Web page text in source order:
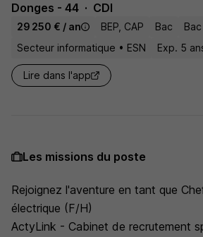
Donges - 44
CDI
29 250 € / an BEP, CAP Bac
Secteur informatique • ESN
Exp. 5
Lire dans l'app
Les missions du poste
Rejoignez l'aventure en tant que
électrique (F/H)
ActyLink - Cabinet de recrutement